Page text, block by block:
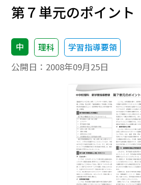
第７単元のポイント
中 理科 学習指導要領
公開日： 2008年09月25日